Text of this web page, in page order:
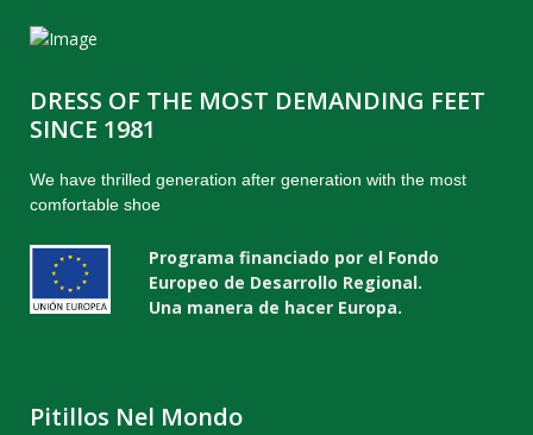
DRESS OF THE MOST DEMANDING FEET
SINCE 1981
We have thrilled generation after generation with the most
comfortable shoe
Programa financiado por el Fondo
Europeo de Desarrollo Regional.
Una manera de hacer Europa.
Pitillos Nel Mondo